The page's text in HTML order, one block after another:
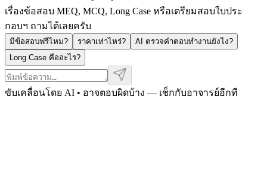
เรื่องข้อสอบ MEQ, MCQ, Long Case หรือเตรียมสอบใบประ
กอบฯ ถามได้เลยครับ
มีข้อสอบฟรีไหม? ราคาเท่าไหร่?
AI ตรวจคำตอบทำงานยังไง?
Long Case คืออะไร?
ขับเคลื่อนโดย AI • อาจตอบผิดบ้าง — เช็กกับอาจารย์อีกที